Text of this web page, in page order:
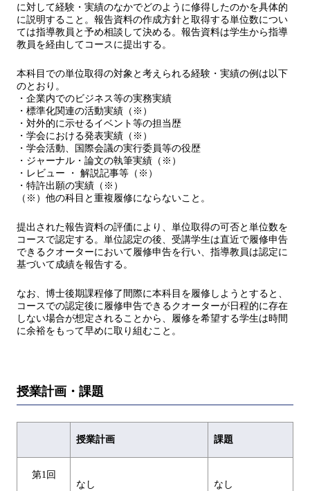
に対して経験・実績のなかでどのように修得したのかを具体的
に説明すること。報告資料の作成方針と取得する単位数につい
ては指導教員と予め相談して決める。報告資料は学生から指導
教員を経由してコースに提出する。
本科目での単位取得の対象と考えられる経験・実績の例は以下
のとおり。
・企業内でのビジネス等の実務実績
・標準化関連の活動実績（※）
・対外的に示せるイベント等の担当歴
・学会における発表実績（※）
・学会活動、国際会議の実行委員等の役歴
・ジャーナル・論文の執筆実績（※）
・レビュー ・ 解説記事等（※）
・特許出願の実績（※）
（※）他の科目と重複履修にならないこと。
提出された報告資料の評価により、単位取得の可否と単位数を
コースで認定する。単位認定の後、受講学生は直近で履修申告
できるクオーターにおいて履修申告を行い、指導教員は認定に
基づいて成績を報告する。
なお、博士後期課程修了間際に本科目を履修しようとすると、
コースでの認定後に履修申告できるクオーターが日程的に存在
しない場合が想定されることから、履修を希望する学生は時間
に余裕をもって早めに取り組むこと。
授業計画・課題
授業計画 課題
第1回
なし
なし